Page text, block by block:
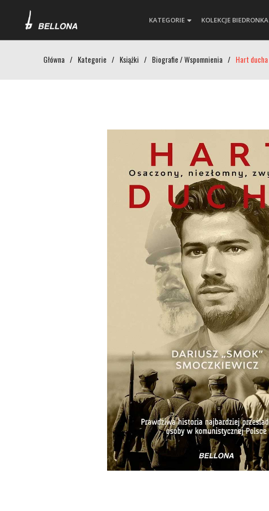
KATEGORIE KOLEKCJE BIEDRONKA
Główna / Kategorie / Książki / Biografie / Wspomnienia / Hart ducha